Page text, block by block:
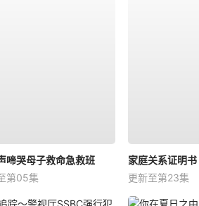
啼哭母子救命急救班
第05集
家庭关系证明书
更新至第23集